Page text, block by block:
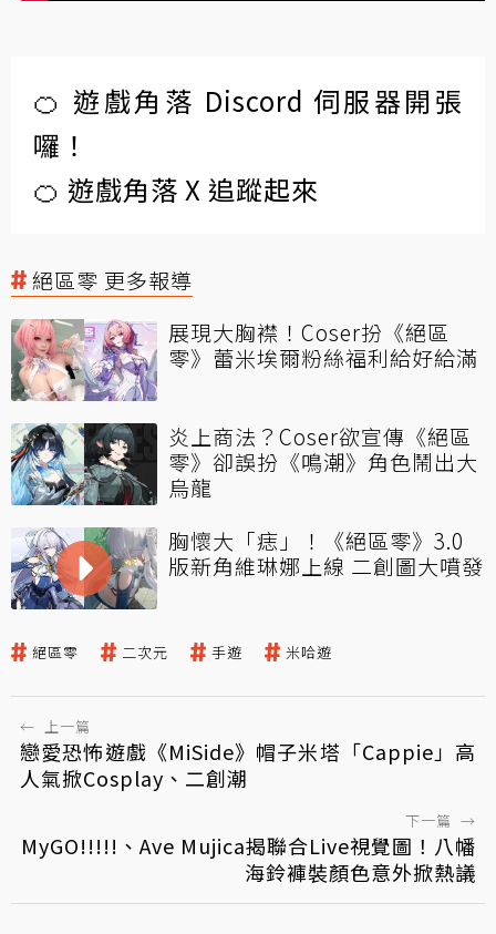
🍊 遊戲角落 Discord 伺服器開張
囉！
🍊 遊戲角落 X 追蹤起來
絕區零 更多報導
展現大胸襟！Coser扮《絕區
零》蕾米埃爾粉絲福利給好給滿
炎上商法？Coser欲宣傳《絕區
零》卻誤扮《鳴潮》角色鬧出大
烏龍
胸懷大「痣」！《絕區零》3.0
版新角維琳娜上線 二創圖大噴發
絕區零 二次元 手遊 米哈遊
← 上一篇
戀愛恐怖遊戲《MiSide》帽子米塔「Cappie」高
人氣掀Cosplay、二創潮
下一篇 →
MyGO!!!!!、Ave Mujica揭聯合Live視覺圖！八幡
海鈴褲裝顏色意外掀熱議